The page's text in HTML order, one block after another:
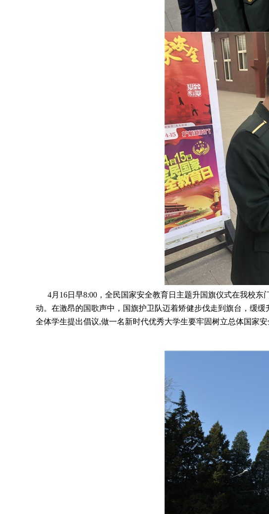
4月16日早8:00，全民国家安全教育日主题升国旗仪式在我校东
动。在激昂的国歌声中，国旗护卫队迈着矫健步伐走到旗台，缓
全体学生提出倡议,做一名新时代优秀大学生要牢固树立总体国家